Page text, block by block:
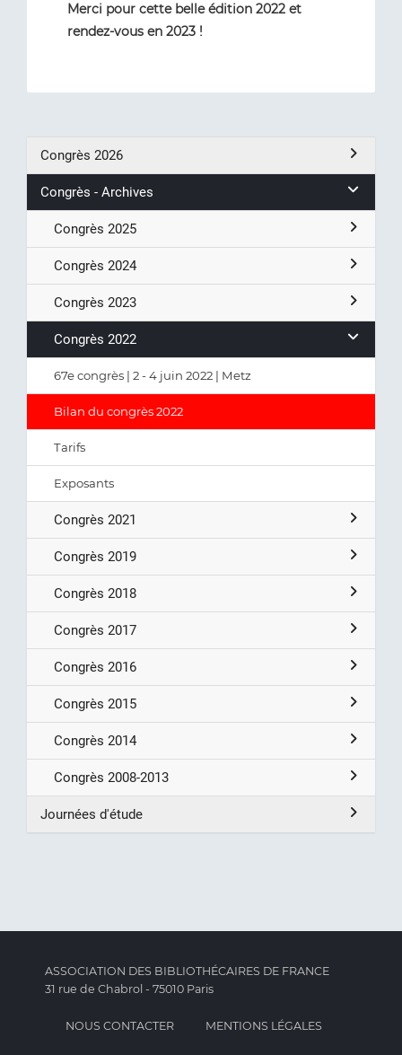
Merci pour cette belle édition 2022 et
rendez-vous en 2023 !
Congrès 2026
Congrès - Archives
Congrès 2025
Congrès 2024
Congrès 2023
Congrès 2022
67e congrès | 2 - 4 juin 2022 | Metz
Bilan du congrès 2022
Tarifs
Exposants
Congrès 2021
Congrès 2019
Congrès 2018
Congrès 2017
Congrès 2016
Congrès 2015
Congrès 2014
Congrès 2008-2013
Journées d'étude
ASSOCIATION DES BIBLIOTHÉCAIRES DE FRANCE
31 rue de Chabrol - 75010 Paris
NOUS CONTACTER MENTIONS LÉGALES